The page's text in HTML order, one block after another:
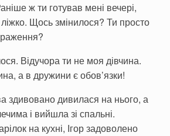
ж ти готував мені вечері,
Щось змінилося? Ти просто
Відучора ти не моя дівчина.
а в дружини є обов’язки!
здивовано дивилася на нього, а
і вийшла зі спальні.
на кухні, Ігор задоволено